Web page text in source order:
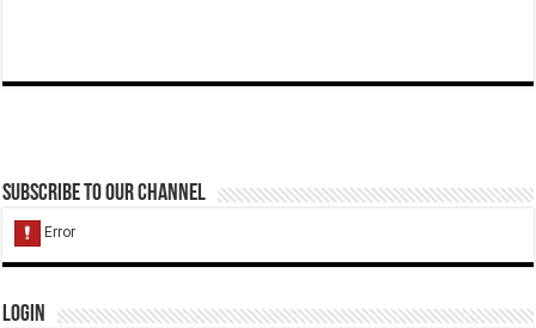
Subscribe to our Channel
Login